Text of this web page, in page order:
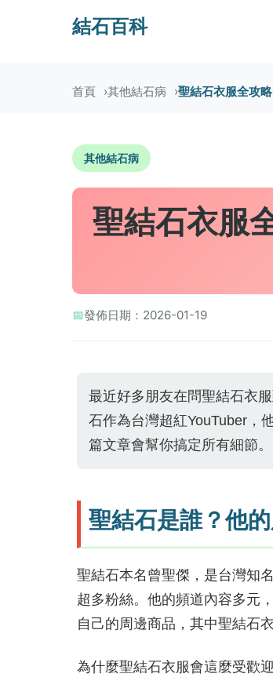
結石百科
首頁 其他結石病 聖結石衣服全攻
其他結石病
聖結石衣服
📅發佈日期：2026-01-19
最近好多朋友在問聖結石衣
石作為台灣超紅YouTuber，
篇文章會幫你搞定所有細節。
聖結石是誰？他
聖結石本名曾聖傑，是台灣知
超多粉絲。他的頻道內容多元
自己的周邊商品，其中聖結石
為什麼聖結石衣服會這麼受歡